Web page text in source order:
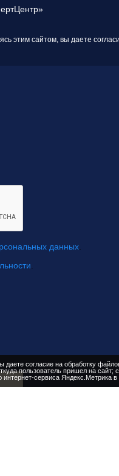
этим сайтом, вы даете
данных
даете согласие на обработку
пользователь пришел на
сервиса Яндекс.Метрика в